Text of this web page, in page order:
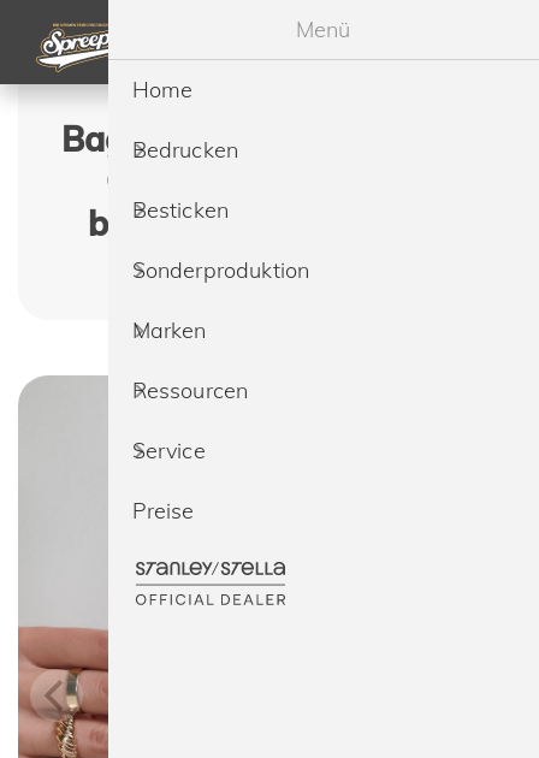
Bagbase BG754 Boutique
Card Holder günstig
bedrucken & besticken
lassen
Menü
Home
Bedrucken
Besticken
Sonderproduktion
Marken
Ressourcen
Service
Preise